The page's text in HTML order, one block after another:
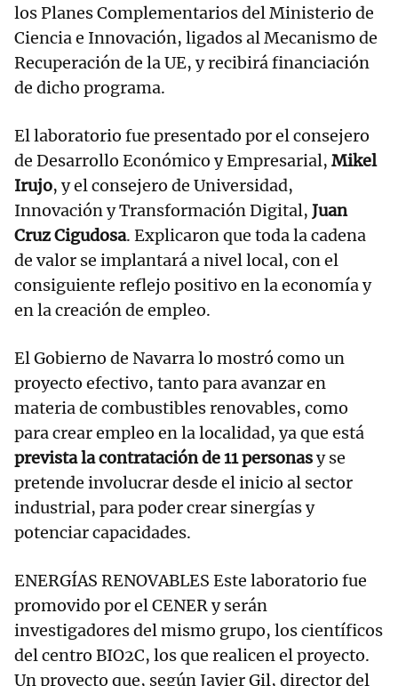
los Planes Complementarios del Ministerio de
Ciencia e Innovación, ligados al Mecanismo de
Recuperación de la UE, y recibirá financiación
de dicho programa.
El laboratorio fue presentado por el consejero
de Desarrollo Económico y Empresarial, Mikel
Irujo, y el consejero de Universidad,
Innovación y Transformación Digital, Juan
Cruz Cigudosa. Explicaron que toda la cadena
de valor se implantará a nivel local, con el
consiguiente reflejo positivo en la economía y
en la creación de empleo.
El Gobierno de Navarra lo mostró como un
proyecto efectivo, tanto para avanzar en
materia de combustibles renovables, como
para crear empleo en la localidad, ya que está
prevista la contratación de 11 personasy se
pretende involucrar desde el inicio al sector
industrial, para poder crear sinergías y
potenciar capacidades.
ENERGÍAS RENOVABLES Este laboratorio fue
promovido por el CENER y serán
investigadores del mismo grupo, los científicos
del centro BIO2C, los que realicen el proyecto.
Un proyecto que, según Javier Gil, director del